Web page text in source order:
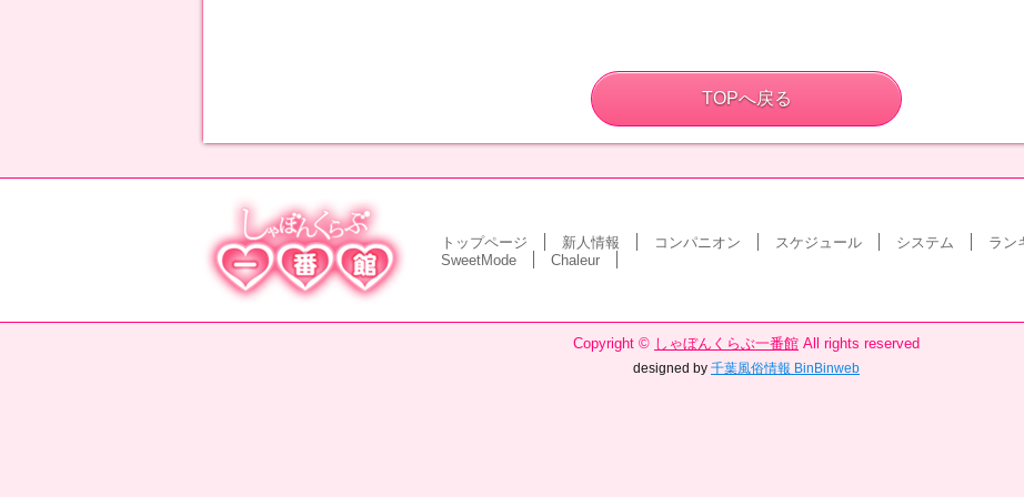
TOPへ戻る
トップページ 新人情報 コンパニオン スケジュール システム ラン
SweetMode
Chaleur
Copyright © しゃぼんくらぶ一番館 All rights reserved
designed by 千葉風俗情報 BinBinweb